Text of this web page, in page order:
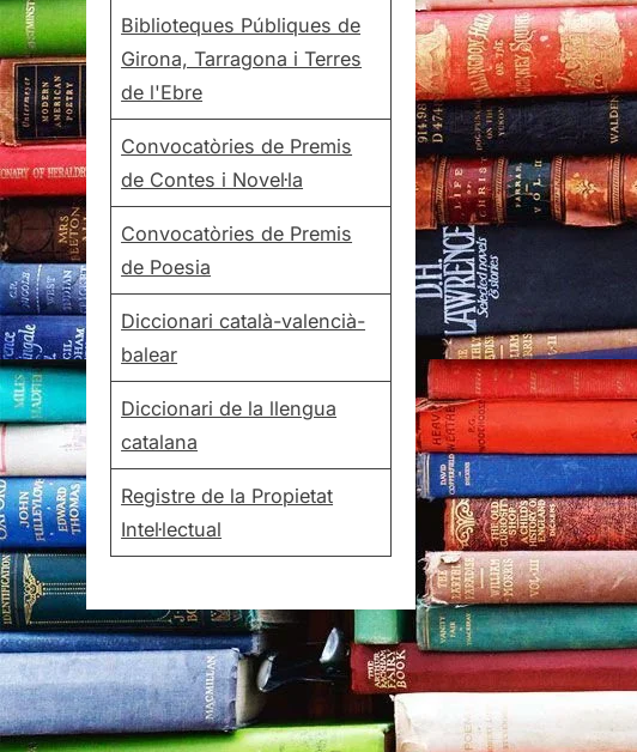
Biblioteques Públiques de
Girona, Tarragona i Terres
de l'Ebre
Convocatòries de Premis
de Contes i Novel·la
Convocatòries de Premis
de Poesia
Diccionari català-valencià-
balear
Diccionari de la llengua
catalana
Registre de la Propietat
Intel·lectual